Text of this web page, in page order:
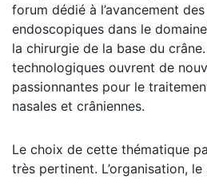
forum dédié à l’avancement
endoscopiques dans le
la chirurgie de la base du
technologiques ouvrent de
passionnantes pour le
nasales et crâniennes.
Le choix de cette thématique
très pertinent. L’organisation,